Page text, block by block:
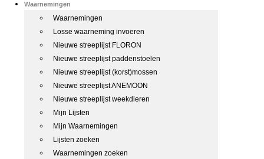
Waarnemingen
Waarnemingen
Losse waarneming invoeren
Nieuwe streeplijst FLORON
Nieuwe streeplijst paddenstoelen
Nieuwe streeplijst (korst)mossen
Nieuwe streeplijst ANEMOON
Nieuwe streeplijst weekdieren
Mijn Lijsten
Mijn Waarnemingen
Lijsten zoeken
Waarnemingen zoeken